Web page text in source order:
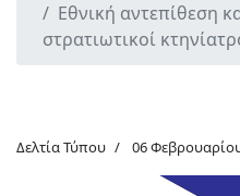
Εθνική αντεπίθεση
στρατιωτικοί
Δελτία Τύπου 06